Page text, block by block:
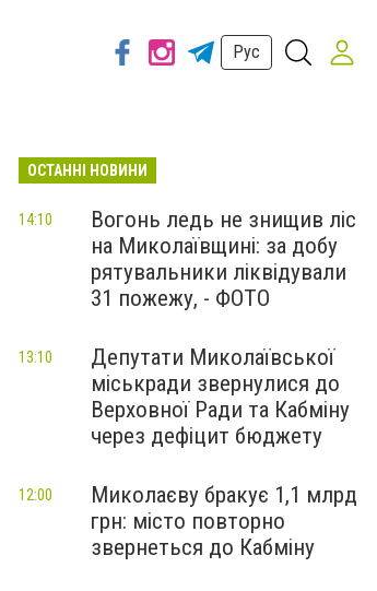
Рус
ОСТАННІ НОВИНИ
Вогонь ледь не знищив ліс
на Миколаївщині: за добу
рятувальники ліквідували
31 пожежу, - ФОТО
14:10
Депутати Миколаївської
міськради звернулися до
Верховної Ради та Кабміну
через дефіцит бюджету
13:10
Миколаєву бракує 1,1 млрд
грн: місто повторно
звернеться до Кабміну
12:00